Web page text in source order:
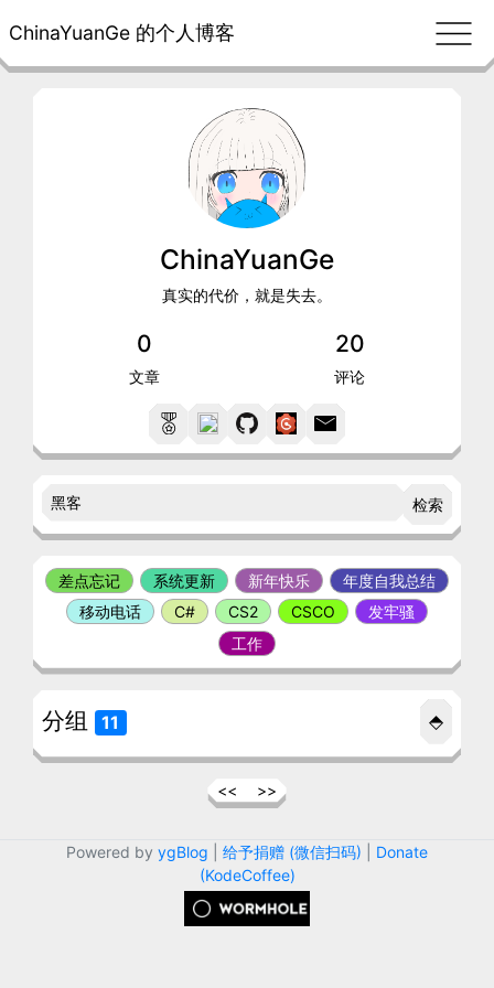
ChinaYuanGe 的个人博客
<< >>
ChinaYuanGe
真实的代价，就是失去。
0
文章
20
评论
检索
差点忘记 系统更新 新年快乐
年度自我总结
移动电话
C# CS2 CSCO
发牢骚
工作
分组 11 ⬘
Powered by ygBlog 给予捐赠 (微信扫码)
Donate
(KodeCoffee)